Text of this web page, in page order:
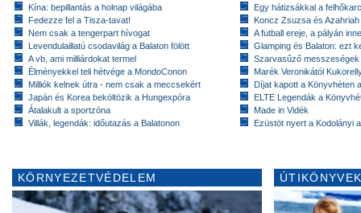
Kína: bepillantás a holnap világába
Fedezze fel a Tisza-tavat!
Nem csak a tengerpart hívogat
Levendulaillatú csodavilág a Balaton fölött
A vb, ami milliárdokat termel
Élményekkel teli hétvége a MondoConon
Milliók kelnek útra - nem csak a meccsekért
Japán és Korea beköltözik a Hungexpóra
Átalakult a sportzóna
Villák, legendák: időutazás a Balatonon
Egy hátizsákkal a
Koncz Zsuzsa és
A futball ereje, a pályán
Glamping és Balaton: ezt
Szarvasűző messzeségek
Marék Veronikától
Díjat kapott a Könyvhéten
ELTE Legendák a
Made in Vidék
Ezüstöt nyert a Kodolányi
KÖRNYEZETVÉDELEM